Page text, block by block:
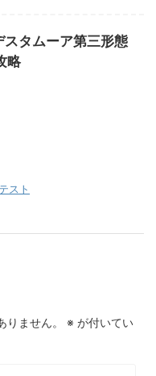
スタムーア第三形態
略
スト
ません。 ※ が付いてい